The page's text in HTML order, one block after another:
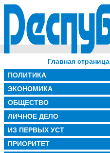
Главная страница
ПОЛИТИКА
ЭКОНОМИКА
ОБЩЕСТВО
ЛИЧНОЕ ДЕЛО
ИЗ ПЕРВЫХ УСТ
ПРИОРИТЕТ